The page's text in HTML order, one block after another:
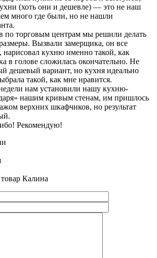
(хоть они и дешевле) — это не наш
много где были, но не нашли
по торговым центрам мы решили делать
Вызвали замерщика, он все
нарисовал кухню именно такой, как
в голове сложилась окончательно. Не
дешевый вариант, но кухня идеально
такой, как мне нравится.
нам установили нашу кухню-
нашим кривым стенам, им пришлось
верхних шкафчиков, но результат
Рекомендую!
Калина